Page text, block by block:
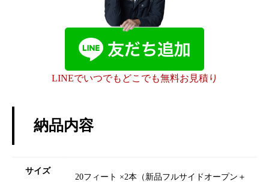
LINEでいつでもどこでも無料お見積り
納品内容
サイズ
20フィート ×2本（新品フルサイドオープン＋